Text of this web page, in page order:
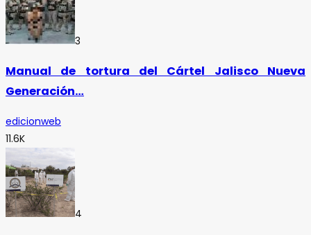
3
Manual de tortura del Cártel Jalisco Nueva
Generación…
edicionweb
11.6K
4